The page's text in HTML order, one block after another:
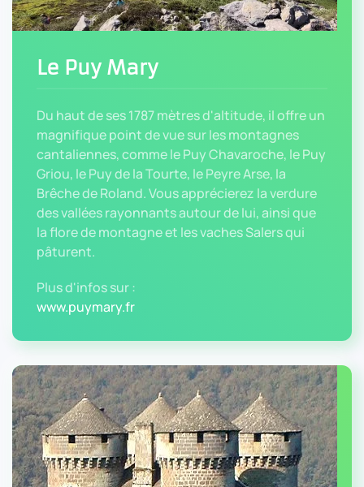
Le Puy Mary
Du haut de ses 1787 mètres d'altitude, il offre un
magnifique point de vue sur les montagnes
cantaliennes, comme le Puy Chavaroche, le Puy
Griou, le Puy de la Tourte, le Peyre Arse, la
Brêche de Roland. Vous apprécierez la verdure
des vallées rayonnants autour de lui, ainsi que
la flore de montagne et les vaches Salers qui
pâturent.
Plus d'infos sur :
www.puymary.fr